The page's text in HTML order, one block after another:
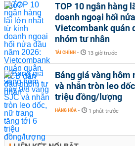
TOP 10 ngân hàng
doanh ngoại hối
Vietcombank quán
nhóm tư nhân
TÀI CHÍNH - 13 giờ trước
Bảng giá vàng hôm
và nhẫn tròn leo
triệu đồng/lượng
HÀNG HÓA - 1 phút trước